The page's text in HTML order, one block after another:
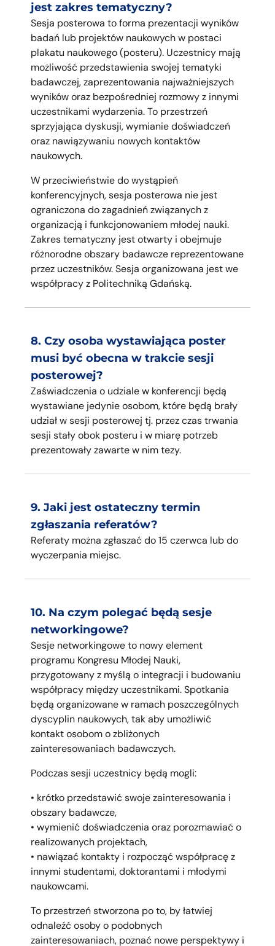
jest zakres tematyczny?
Sesja posterowa to forma prezentacji wyników
badań lub projektów naukowych w postaci
plakatu naukowego (posteru). Uczestnicy mają
możliwość przedstawienia swojej tematyki
badawczej, zaprezentowania najważniejszych
wyników oraz bezpośredniej rozmowy z innymi
uczestnikami wydarzenia. To przestrzeń
sprzyjająca dyskusji, wymianie doświadczeń
oraz nawiązywaniu nowych kontaktów
naukowych.
W przeciwieństwie do wystąpień
konferencyjnych, sesja posterowa nie jest
ograniczona do zagadnień związanych z
organizacją i funkcjonowaniem młodej nauki.
Zakres tematyczny jest otwarty i obejmuje
różnorodne obszary badawcze reprezentowane
przez uczestników. Sesja organizowana jest we
współpracy z Politechniką Gdańską.
8. Czy osoba wystawiająca poster
musi być obecna w trakcie sesji
posterowej?
Zaświadczenia o udziale w konferencji będą
wystawiane jedynie osobom, które będą brały
udział w sesji posterowej tj. przez czas trwania
sesji stały obok posteru i w miarę potrzeb
prezentowały zawarte w nim tezy.
9. Jaki jest ostateczny termin
zgłaszania referatów?
Referaty można zgłaszać do 15 czerwca lub do
wyczerpania miejsc.
10. Na czym polegać będą sesje
networkingowe?
Sesje networkingowe to nowy element
programu Kongresu Młodej Nauki,
przygotowany z myślą o integracji i budowaniu
współpracy między uczestnikami. Spotkania
będą organizowane w ramach poszczególnych
dyscyplin naukowych, tak aby umożliwić
kontakt osobom o zbliżonych
zainteresowaniach badawczych.
Podczas sesji uczestnicy będą mogli:
• krótko przedstawić swoje zainteresowania i
obszary badawcze,
• wymienić doświadczenia oraz porozmawiać o
realizowanych projektach,
• nawiązać kontakty i rozpocząć współpracę z
innymi studentami, doktorantami i młodymi
naukowcami.
To przestrzeń stworzona po to, by łatwiej
odnaleźć osoby o podobnych
zainteresowaniach, poznać nowe perspektywy i